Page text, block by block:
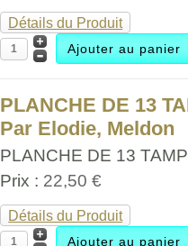
Détails du Produit
PLANCHE DE 13
Par Elodie, Meldon
PLANCHE DE 13
Prix : 22,50 €
Détails du Produit